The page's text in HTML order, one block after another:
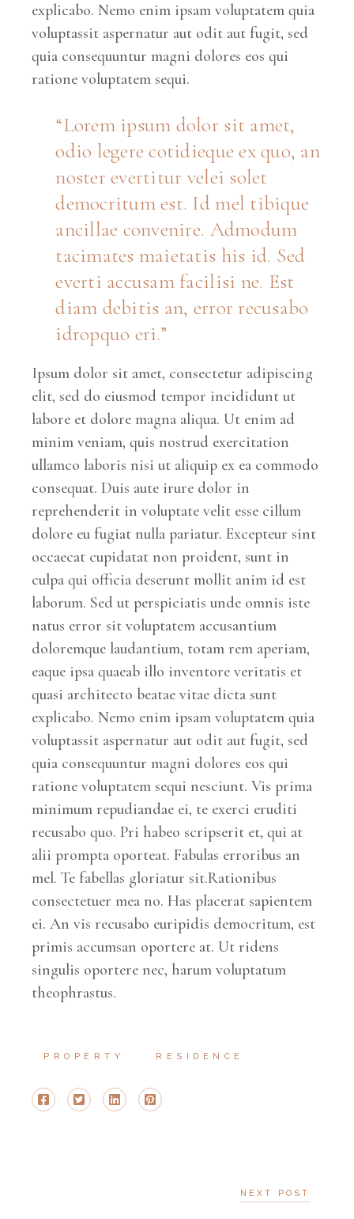
explicabo. Nemo enim ipsam voluptatem quia
voluptassit aspernatur aut odit aut fugit, sed
quia consequuntur magni dolores eos qui
ratione voluptatem sequi.
Lorem ipsum dolor sit amet,
odio legere cotidieque ex quo, an
noster evertitur velei solet
democritum est. Id mel tibique
ancillae convenire. Admodum
tacimates maietatis his id. Sed
everti accusam facilisi ne. Est
diam debitis an, error recusabo
idropquo eri.
Ipsum dolor sit amet, consectetur adipiscing
elit, sed do eiusmod tempor incididunt ut
labore et dolore magna aliqua. Ut enim ad
minim veniam, quis nostrud exercitation
ullamco laboris nisi ut aliquip ex ea commodo
consequat. Duis aute irure dolor in
reprehenderit in voluptate velit esse cillum
dolore eu fugiat nulla pariatur. Excepteur sint
occaecat cupidatat non proident, sunt in
culpa qui officia deserunt mollit anim id est
laborum. Sed ut perspiciatis unde omnis iste
natus error sit voluptatem accusantium
doloremque laudantium, totam rem aperiam,
eaque ipsa quaeab illo inventore veritatis et
quasi architecto beatae vitae dicta sunt
explicabo. Nemo enim ipsam voluptatem quia
voluptassit aspernatur aut odit aut fugit, sed
quia consequuntur magni dolores eos qui
ratione voluptatem sequi nesciunt. Vis prima
minimum repudiandae ei, te exerci eruditi
recusabo quo. Pri habeo scripserit et, qui at
alii prompta oporteat. Fabulas erroribus an
mel. Te fabellas gloriatur sit.Rationibus
consectetuer mea no. Has placerat sapientem
ei. An vis recusabo euripidis democritum, est
primis accumsan oportere at. Ut ridens
singulis oportere nec, harum voluptatum
theophrastus.
PROPERTY RESIDENCE
NEXT POST